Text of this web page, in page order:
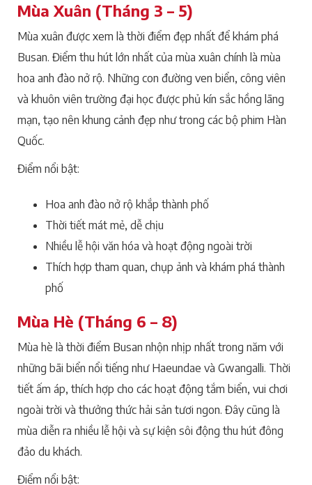
Mùa Xuân (Tháng 3 – 5)
Mùa xuân được xem là thời điểm đẹp nhất để khám phá
Busan. Điểm thu hút lớn nhất của mùa xuân chính là mùa
hoa anh đào nở rộ. Những con đường ven biển, công viên
và khuôn viên trường đại học được phủ kín sắc hồng lãng
mạn, tạo nên khung cảnh đẹp như trong các bộ phim Hàn
Quốc.
Điểm nổi bật:
Hoa anh đào nở rộ khắp thành phố
Thời tiết mát mẻ, dễ chịu
Nhiều lễ hội văn hóa và hoạt động ngoài trời
Thích hợp tham quan, chụp ảnh và khám phá thành
phố
Mùa Hè (Tháng 6 – 8)
Mùa hè là thời điểm Busan nhộn nhịp nhất trong năm với
những bãi biển nổi tiếng như Haeundae và Gwangalli. Thời
tiết ấm áp, thích hợp cho các hoạt động tắm biển, vui chơi
ngoài trời và thưởng thức hải sản tươi ngon. Đây cũng là
mùa diễn ra nhiều lễ hội và sự kiện sôi động thu hút đông
đảo du khách.
Điểm nổi bật: